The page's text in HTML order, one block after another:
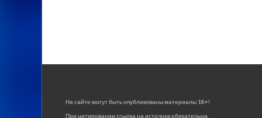
На сайте могут быть опубликованы материалы 18+!
При цитировании ссылка на источник обязательна.